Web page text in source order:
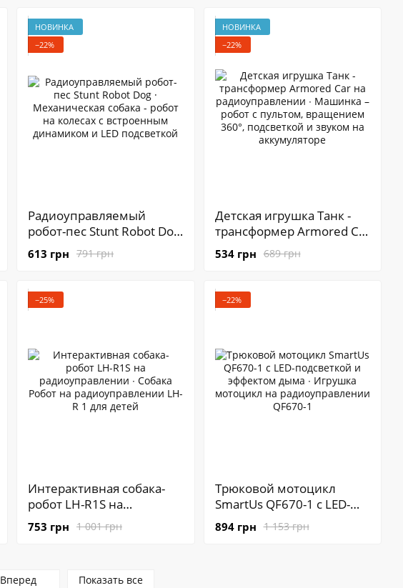
управление
НОВИНКА
−22%
Радиоуправляемый
робот-пес Stunt Robot Dog
· Механическая собака -
робот на колесах с
и LED подсветкой
791 грн
613 грн
НОВИНКА
−22%
Детская игрушка Танк -
трансформер Armored Car
на радиоуправлении ∙
Машинка – робот с
360°, подсветкой и
звуком на аккумуляторе
689 грн
534 грн
−25%
Интерактивная собака-
робот LH-R1S на
радиоуправлении ∙
Собака Робот на
1 001 грн
753 грн
−22%
Трюковой мотоцикл
SmartUs QF670-1 с LED-
подсветкой и эффектом
дыма ∙ Игрушка мотоцикл
1 153 грн
894 грн
Вперед Показать все